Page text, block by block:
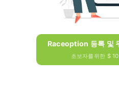
Raceoption 등록 및
초보자를위한 $